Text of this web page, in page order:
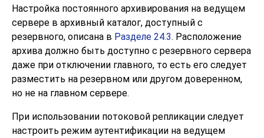
Настройка постоянного архивирования на ведущем
сервере в архивный каталог, доступный с
резервного, описана в Разделе 24.3. Расположение
архива должно быть доступно с резервного сервера
даже при отключении главного, то есть его следует
разместить на резервном или другом доверенном,
но не на главном сервере.
При использовании потоковой репликации следует
настроить режим аутентификации на ведущем